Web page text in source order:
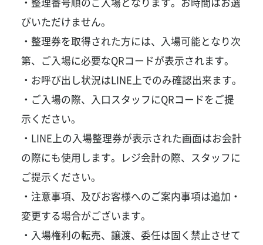
びいただけません。
・整理券を取得された方には、入場可能となり次
第、ご入場に必要なQRコードが表示されます。
・お呼び出し状況はLINE上でのみ確認出来ます。
・ご入場の際、入口スタッフにQRコードをご提
示ください。
・LINE上の入場整理券が表示された画面はお会計
の際にも使用します。レジ会計の際、スタッフに
ご提示ください。
・注意事項、及びお客様へのご案内事項は追加・
変更する場合がございます。
・入場権利の転売、譲渡、委任は固く禁止させて